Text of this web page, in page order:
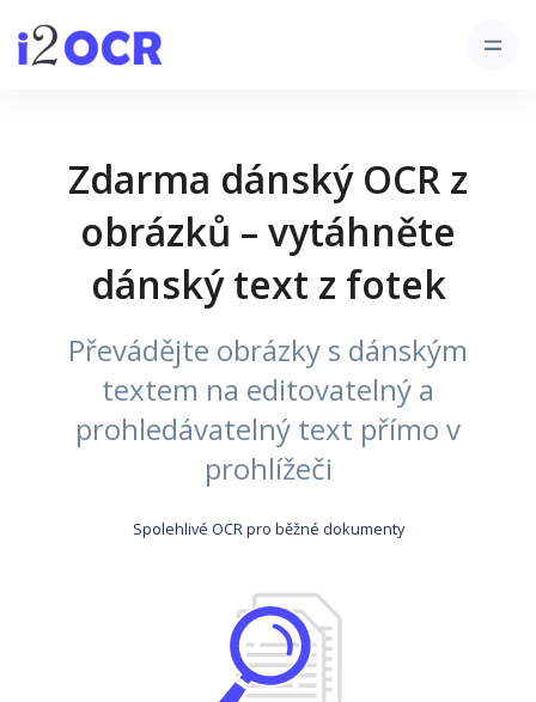
Zdarma dánský OCR z
obrázků – vytáhněte
dánský text z fotek
Převádějte obrázky s dánským
textem na editovatelný a
prohledávatelný text přímo v
prohlížeči
Spolehlivé OCR pro běžné dokumenty